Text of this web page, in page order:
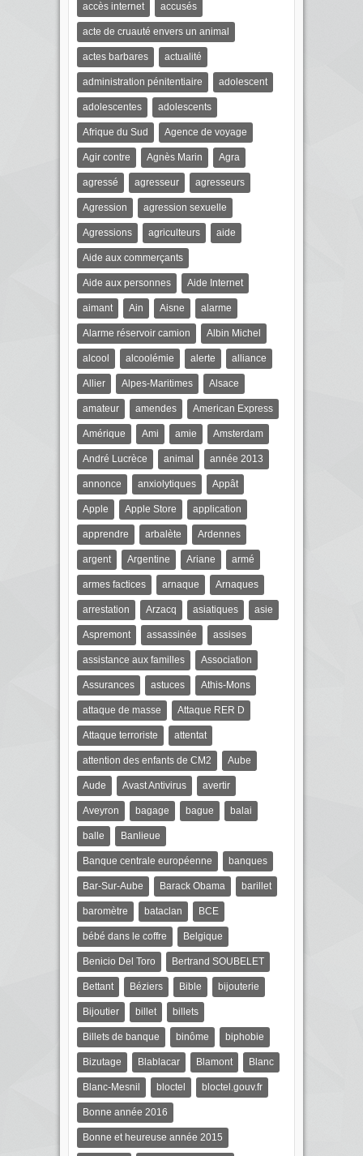
accès internet accusés
acte de cruauté envers un animal
actes barbares actualité
administration pénitentiaire adolescent
adolescentes adolescents
Afrique du Sud Agence de voyage
Agir contre Agnès Marin Agra
agressé agresseur agresseurs
Agression agression sexuelle
Agressions agriculteurs aide
Aide aux commerçants
Aide aux personnes Aide Internet
aimant Ain Aisne alarme
Alarme réservoir camion Albin Michel
alcool alcoolémie alerte alliance
Allier Alpes-Maritimes Alsace
amateur amendes American Express
Amérique Ami amie Amsterdam
André Lucrèce animal année 2013
annonce anxiolytiques Appât
Apple Apple Store application
apprendre arbalète Ardennes
argent Argentine Ariane armé
armes factices arnaque Arnaques
arrestation Arzacq asiatiques asie
Aspremont assassinée assises
assistance aux familles Association
Assurances astuces Athis-Mons
attaque de masse Attaque RER D
Attaque terroriste attentat
attention des enfants de CM2 Aube
Aude Avast Antivirus avertir
Aveyron bagage bague balai
balle Banlieue
Banque centrale européenne banques
Bar-Sur-Aube Barack Obama barillet
baromètre bataclan BCE
bébé dans le coffre Belgique
Benicio Del Toro Bertrand SOUBELET
Bettant Béziers Bible bijouterie
Bijoutier billet billets
Billets de banque binôme biphobie
Bizutage Blablacar Blamont Blanc
Blanc-Mesnil bloctel bloctel.gouv.fr
Bonne année 2016
Bonne et heureuse année 2015